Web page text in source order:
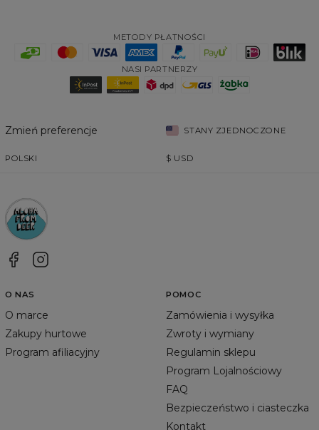
METODY PŁATNOŚCI
NASI PARTNERZY
Zmień preferencje STANY ZJEDNOCZONE
POLSKI $ USD
O NAS
O marce
Zakupy hurtowe
Program afiliacyjny
POMOC
Zamówienia i wysyłka
Zwroty i wymiany
Regulamin sklepu
Program Lojalnościowy
FAQ
Bezpieczeństwo i ciasteczka
Kontakt